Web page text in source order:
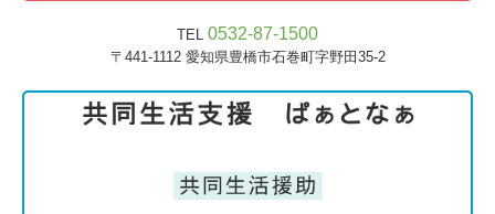
TEL 0532-87-1500
〒441-1112 愛知県豊橋市石巻町字野田35-2